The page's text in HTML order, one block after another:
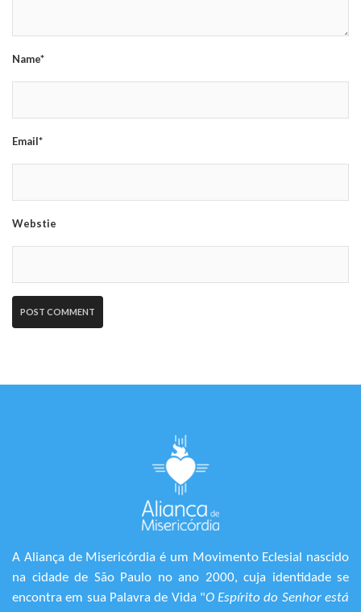
Name*
Email*
Webstie
A Aliança de Misericórdia é um Movimento Eclesial nascido
na cidade de São Paulo no ano 2000, cuja identidade se
encontra em sua Palavra de Vida "O Espírito do Senhor está